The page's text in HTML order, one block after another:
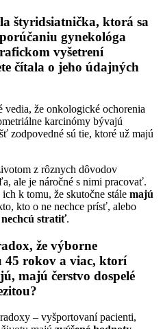
štyridsiatnička, ktorá sa
gynekológa
vyšetrení
čítala o jeho údajných
vedia, že onkologické ochorenia
karcinómy bývajú
zodpovedné sú tie, ktoré už majú
z rôznych dôvodov
ale je náročné s nimi pracovať.
k tomu, že skutočne stále majú
kto o ne nechce prísť, alebo
nechcú stratiť.
že výborne
rokov a viac, ktorí
majú čerstvo dospelé
– vyšportovaní pacienti,